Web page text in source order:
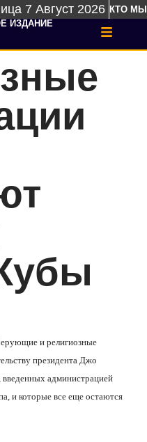
7 Август 2026 КТО МЫ
ИЗДАНИЕ
и религиозные
президента Джо
администрацией
и которые все еще остаются